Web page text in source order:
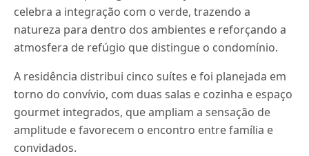
celebra a integração com o verde, trazendo a
natureza para dentro dos ambientes e reforçando a
atmosfera de refúgio que distingue o condomínio.
A residência distribui cinco suítes e foi planejada em
torno do convívio, com duas salas e cozinha e espaço
gourmet integrados, que ampliam a sensação de
amplitude e favorecem o encontro entre família e
convidados.